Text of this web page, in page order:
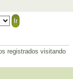
registrados visitando